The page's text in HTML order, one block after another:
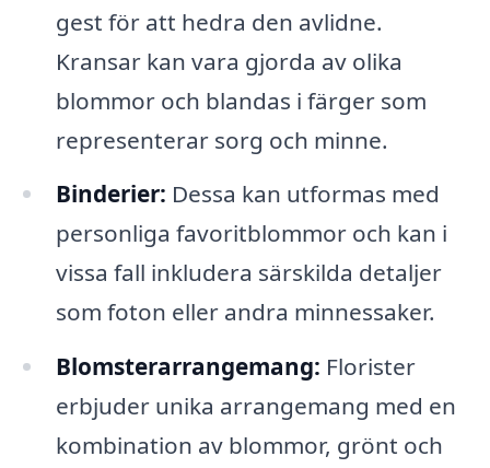
gest för att hedra den avlidne.
Kransar kan vara gjorda av olika
blommor och blandas i färger som
representerar sorg och minne.
Binderier: Dessa kan utformas med
personliga favoritblommor och kan i
vissa fall inkludera särskilda detaljer
som foton eller andra minnessaker.
Blomsterarrangemang: Florister
erbjuder unika arrangemang med en
kombination av blommor, grönt och